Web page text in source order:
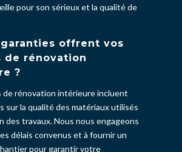
pour son sérieux et la qualité de
offrent vos
de rénovation
?
de rénovation intérieure incluent
sur la qualité des matériaux utilisés
des travaux. Nous nous engageons
délais convenus et à fournir un
pour garantir votre